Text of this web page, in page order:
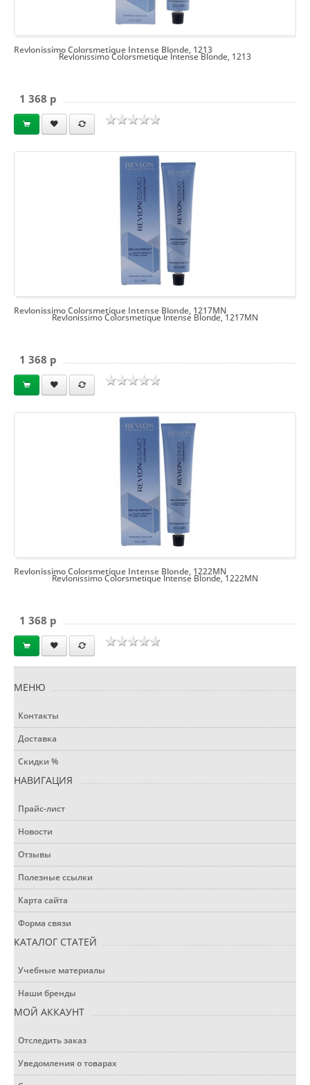
Revlonissimo Colorsmetique Intense Blonde, 1213
Revlonissimo Colorsmetique Intense Blonde, 1213
1 368 p
Revlonissimo Colorsmetique Intense Blonde, 1217MN
Revlonissimo Colorsmetique Intense Blonde, 1217MN
1 368 p
Revlonissimo Colorsmetique Intense Blonde, 1222MN
Revlonissimo Colorsmetique Intense Blonde, 1222MN
1 368 p
МЕНЮ
Контакты
Доставка
Скидки %
НАВИГАЦИЯ
Прайс-лист
Новости
Отзывы
Полезные ссылки
Карта сайта
Форма связи
КАТАЛОГ СТАТЕЙ
Учебные материалы
Наши бренды
МОЙ АККАУНТ
Отследить заказ
Уведомления о товарах